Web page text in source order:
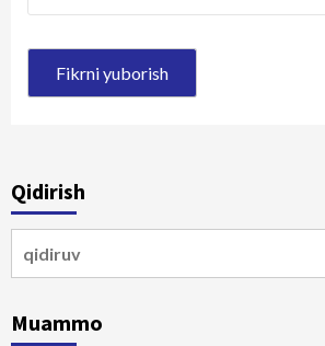
Qidirish
Muammo